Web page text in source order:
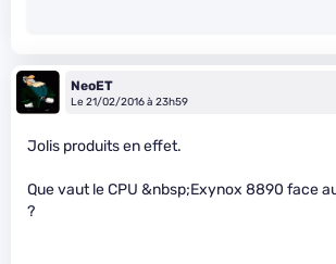
NeoET
Le 21/02/2016 à 23h59
Jolis produits en effet.
Que vaut le CPU &nbsp;Exynox 8890 face
?